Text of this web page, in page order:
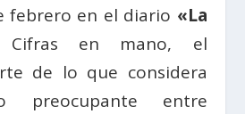
febrero en el diario «La
en mano, el
de lo que considera
preocupante entre